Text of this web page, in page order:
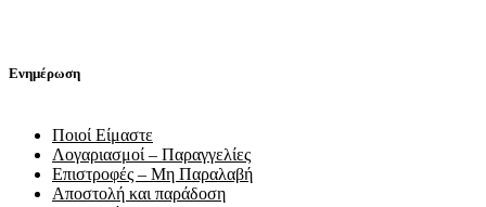
Ενημέρωση
Ποιοί Είμαστε
Λογαριασμοί – Παραγγελίες
Επιστροφές – Μη Παραλαβή
Αποστολή και παράδοση